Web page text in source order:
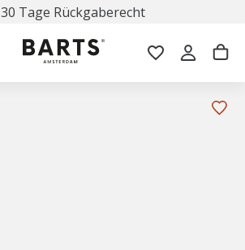
30 Tage Rückgaberecht